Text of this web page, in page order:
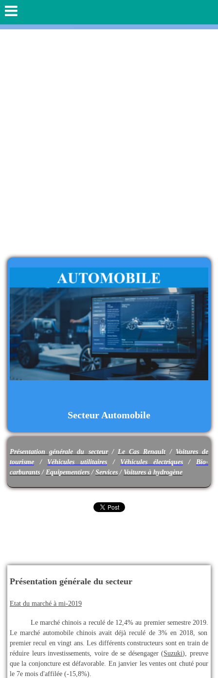
Secteur Automobile
Présentation générale du secteur/ Le Cas Renault / Voitures de
tourisme / Véhicules utilitaires/ Véhicules électriques/ Bio-
carburants / Equipementiers / Services / Voitures à hydrogène
Présentation générale du secteur
Etat du marché à mi-2019
Le marché chinois a reculé de 12,4% au premier semestre 2019.
Le marché automobile chinois avait déjà reculé de 3% en 2018, son
premier recul en vingt ans. Les différents constructeurs sont en train de
réduire leurs investissements, voire de se désengager (Suzuki), preuve
que la conjoncture est défavorable. En janvier les ventes ont chuté pour
le 7e mois d'affilée (-15,8%).